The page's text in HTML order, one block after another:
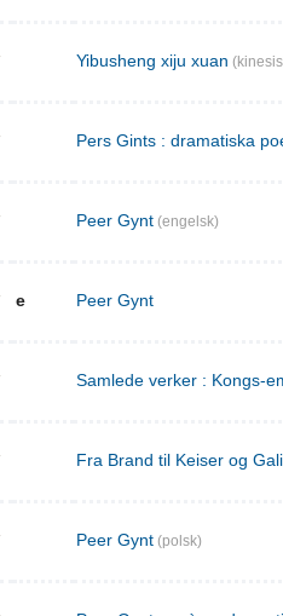
Yibusheng xiju xuan
Pers Gints : dramatiska
Peer Gynt (engelsk)
e Peer Gynt
Samlede verker : Kongs-
Fra Brand til Keiser og
Peer Gynt (polsk)